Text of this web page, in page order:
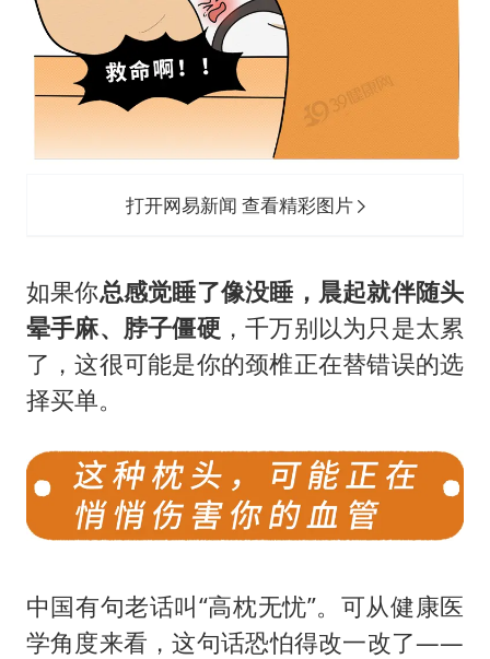
打开网易新闻 查看精彩图片
如果你总感觉睡了像没睡，晨起就伴随头
晕手麻、脖子僵硬 ，千万别以为只是太累
了，这很可能是你的颈椎正在替错误的选
择买单。
中国有句老话叫“高枕无忧”。可从健康医
学角度来看，这句话恐怕得改一改了——